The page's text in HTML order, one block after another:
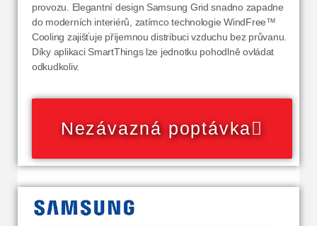
provozu. Elegantní design Samsung Grid snadno zapadne
do moderních interiérů, zatímco technologie WindFree™
Cooling zajišťuje příjemnou distribuci vzduchu bez průvanu.
Díky aplikaci SmartThings lze jednotku pohodlně ovládat
odkudkoliv.
Nezávazná poptávka